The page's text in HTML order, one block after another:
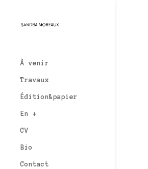
À venir
Travaux
Édition&papier
En +
CV
Bio
Contact